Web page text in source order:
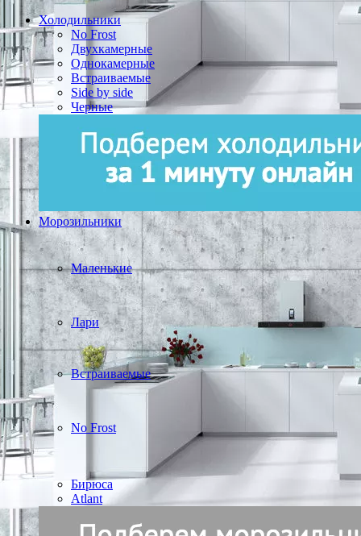
Холодильники
No Frost
Двухкамерные
Однокамерные
Встраиваемые
Side by side
Черные
Морозильники
Маленькие
Лари
Встраиваемые
No Frost
Бирюса
Atlant